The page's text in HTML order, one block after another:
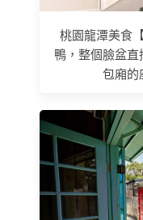
桃園龍潭美食
鴨，整個臉盆
包廂的